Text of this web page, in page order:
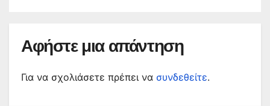
Αφήστε μια απάντηση
Για να σχολιάσετε πρέπει να συνδεθείτε.